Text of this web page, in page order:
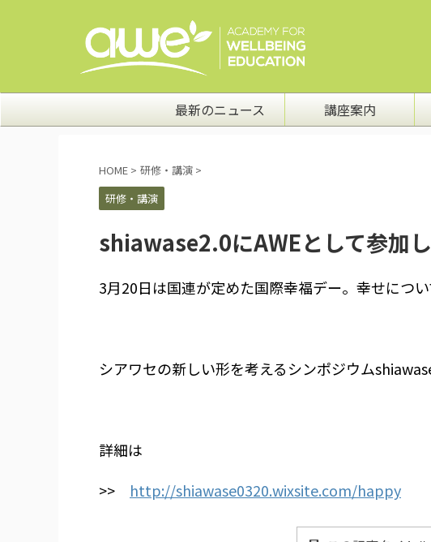
最新のニュース 講座案内
HOME > 研修・講演 >
研修・講演
shiawase2.0にAWEとして参加
3月20日は国連が定めた国際幸福デー。幸せについ
シアワセの新しい形を考えるシンポジウム
詳細は
>> http://shiawase0320.wixsite.com/happy